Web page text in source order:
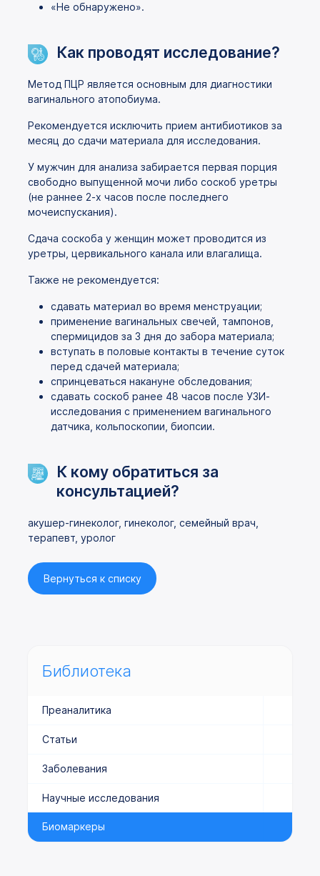
«Не обнаружено».
Как проводят исследование?
Метод ПЦР является основным для диагностики
вагинального атопобиума.
Рекомендуется исключить прием антибиотиков за
месяц до сдачи материала для исследования.
У мужчин для анализа забирается первая порция
свободно выпущенной мочи либо соскоб уретры
(не раннее 2-х часов после последнего
мочеиспускания).
Сдача соскоба у женщин может проводится из
уретры, цервикального канала или влагалища.
Также не рекомендуется:
сдавать материал во время менструации;
применение вагинальных свечей, тампонов,
спермицидов за 3 дня до забора материала;
вступать в половые контакты в течение суток
перед сдачей материала;
спринцеваться накануне обследования;
сдавать соскоб ранее 48 часов после УЗИ-
исследования с применением вагинального
датчика, кольпоскопии, биопсии.
К кому обратиться за
консультацией?
акушер-гинеколог, гинеколог, семейный врач,
терапевт, уролог
Вернуться к списку
Библиотека
Преаналитика
Статьи
Заболевания
Научные исследования
Биомаркеры